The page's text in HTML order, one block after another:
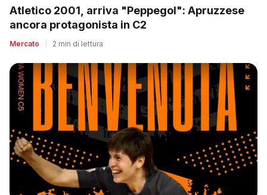
Atletico 2001, arriva "Peppegol": Apruzzese
ancora protagonista in C2
Mercato 2 min di lettura